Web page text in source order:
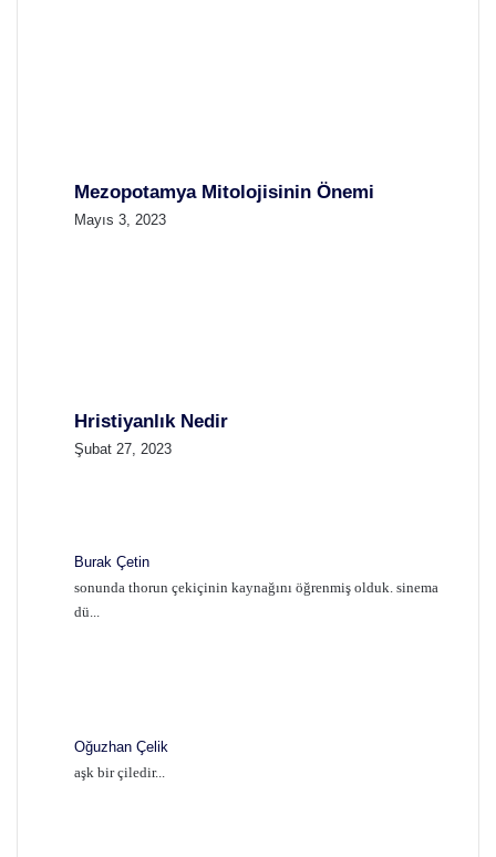
Mezopotamya Mitolojisinin Önemi
Mayıs 3, 2023
Hristiyanlık Nedir
Şubat 27, 2023
Burak Çetin
sonunda thorun çekiçinin kaynağını öğrenmiş olduk. sinema
dü...
Oğuzhan Çelik
aşk bir çiledir...